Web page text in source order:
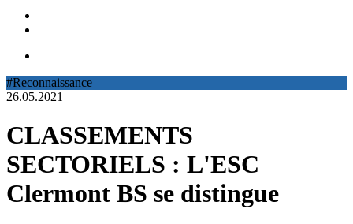
#Reconnaissance
26.05.2021
CLASSEMENTS
SECTORIELS : L'ESC
Clermont BS se distingue